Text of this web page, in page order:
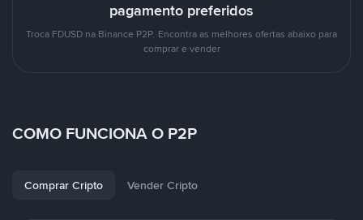
pagamento preferidos
Troca FDUSD na Binance P2P. Encontra as melhores ofertas abaixo para
comprar e vender
COMO FUNCIONA O P2P
Comprar Cripto Vender Cripto